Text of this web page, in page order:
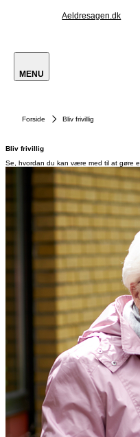
Aeldresagen.dk
MENU
Forside Bliv frivillig
Bliv frivillig
Se, hvordan du kan være med til at gøre